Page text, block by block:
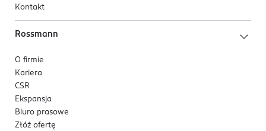
Kontakt
Rossmann
O firmie
Kariera
CSR
Ekspansja
Biuro prasowe
Złóż ofertę